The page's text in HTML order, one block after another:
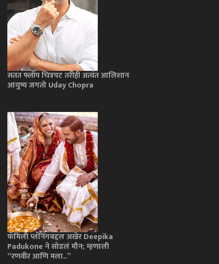
सतत फ्लॉप चित्रपट तरीही अत्यंत आलिशान
आयुष्य जगतो Uday Chopra
फॅमिली प्लॅनिंगबद्दल अखेर Deepika
Padukone ने सोडलं मौन; म्हणाली
“रणवीर आणि मला..”